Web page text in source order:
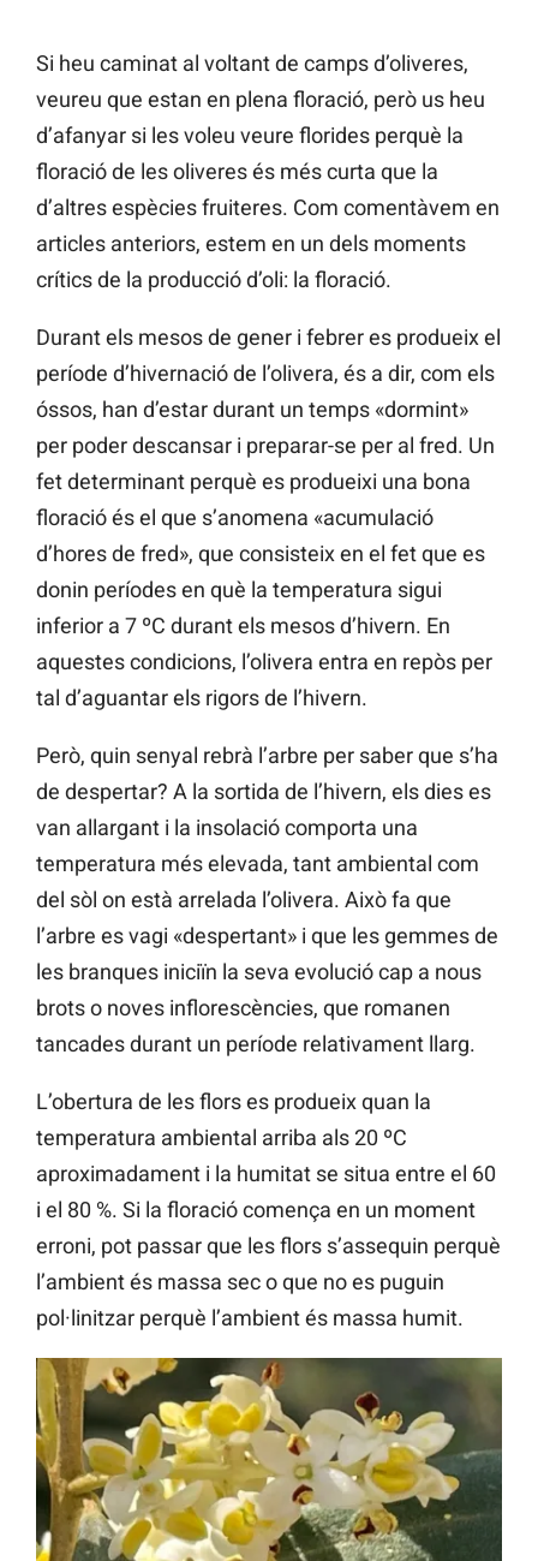
Si heu caminat al voltant de camps d’oliveres,
veureu que estan en plena floració, però us heu
d’afanyar si les voleu veure florides perquè la
floració de les oliveres és més curta que la
d’altres espècies fruiteres. Com comentàvem en
articles anteriors, estem en un dels moments
crítics de la producció d’oli: la floració.
Durant els mesos de gener i febrer es produeix el
període d’hivernació de l’olivera, és a dir, com els
óssos, han d’estar durant un temps «dormint»
per poder descansar i preparar-se per al fred. Un
fet determinant perquè es produeixi una bona
floració és el que s’anomena «acumulació
d’hores de fred», que consisteix en el fet que es
donin períodes en què la temperatura sigui
inferior a 7 ºC durant els mesos d’hivern. En
aquestes condicions, l’olivera entra en repòs per
tal d’aguantar els rigors de l’hivern.
Però, quin senyal rebrà l’arbre per saber que s’ha
de despertar? A la sortida de l’hivern, els dies es
van allargant i la insolació comporta una
temperatura més elevada, tant ambiental com
del sòl on està arrelada l’olivera. Això fa que
l’arbre es vagi «despertant» i que les gemmes de
les branques iniciïn la seva evolució cap a nous
brots o noves inflorescències, que romanen
tancades durant un període relativament llarg.
L’obertura de les flors es produeix quan la
temperatura ambiental arriba als 20 ºC
aproximadament i la humitat se situa entre el 60
i el 80 %. Si la floració comença en un moment
erroni, pot passar que les flors s’assequin perquè
l’ambient és massa sec o que no es puguin
pol·linitzar perquè l’ambient és massa humit.